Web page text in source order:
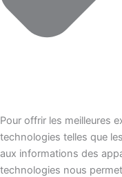
Pour offrir les meilleures
technologies telles que
aux informations des
technologies nous